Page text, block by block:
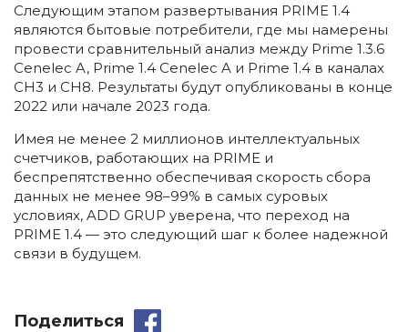
Следующим этапом развертывания PRIME 1.4
являются бытовые потребители, где мы намерены
провести сравнительный анализ между Prime 1.3.6
Cenelec A, Prime 1.4 Cenelec A и Prime 1.4 в каналах
CH3 и CH8. Результаты будут опубликованы в конце
2022 или начале 2023 года.
Имея не менее 2 миллионов интеллектуальных
счетчиков, работающих на PRIME и
беспрепятственно обеспечивая скорость сбора
данных не менее 98–99% в самых суровых
условиях, ADD GRUP уверена, что переход на
PRIME 1.4 — это следующий шаг к более надежной
связи в будущем.
Поделиться